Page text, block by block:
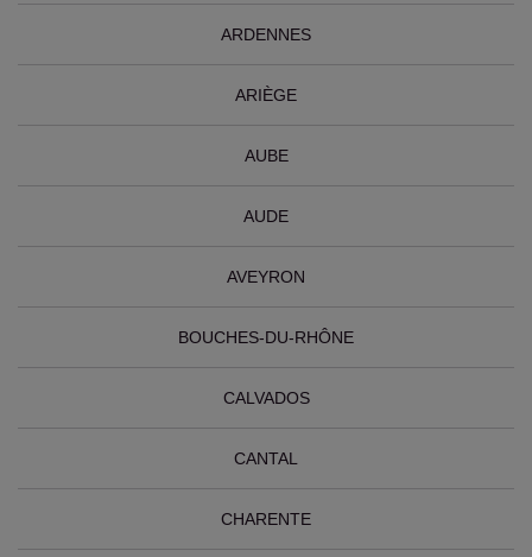
ARDENNES
ARIÈGE
AUBE
AUDE
AVEYRON
BOUCHES-DU-RHÔNE
CALVADOS
CANTAL
CHARENTE